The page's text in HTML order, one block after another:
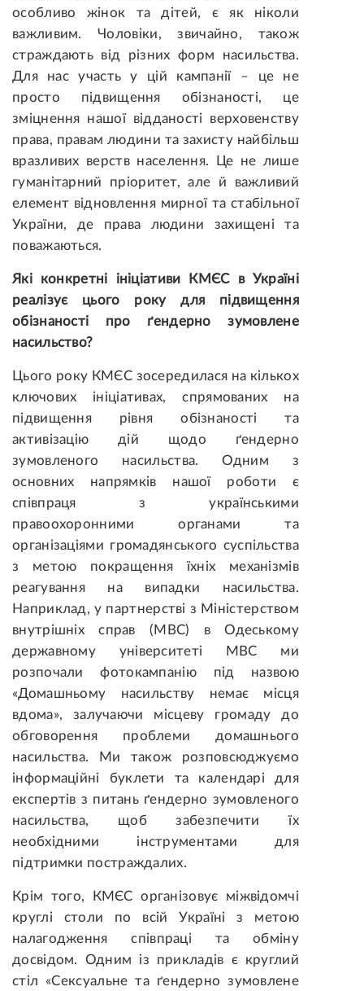
особливо жінок та дітей, є як ніколи
важливим. Чоловіки, звичайно, також
страждають від різних форм насильства.
Для нас участь у цій кампанії – це не
просто підвищення обізнаності, це
зміцнення нашої відданості верховенству
права, правам людини та захисту найбільш
вразливих верств населення. Це не лише
гуманітарний пріоритет, але й важливий
елемент відновлення мирної та стабільної
України, де права людини захищені та
поважаються.
Які конкретні ініціативи КМЄС в Україні
реалізує цього року для підвищення
обізнаності про ґендерно зумовлене
насильство?
Цього року КМЄС зосередилася на кількох
ключових ініціативах, спрямованих на
підвищення рівня обізнаності та
активізацію дій щодо ґендерно
зумовленого насильства. Одним з
основних напрямків нашої роботи є
співпраця з українськими
правоохоронними органами та
організаціями громадянського суспільства
з метою покращення їхніх механізмів
реагування на випадки насильства.
Наприклад, у партнерстві з Міністерством
внутрішніх справ (МВС) в Одеському
державному університеті МВС ми
розпочали фотокампанію під назвою
«Домашньому насильству немає місця
вдома», залучаючи місцеву громаду до
обговорення проблеми домашнього
насильства. Ми також розповсюджуємо
інформаційні буклети та календарі для
експертів з питань ґендерно зумовленого
насильства, щоб забезпечити їх
необхідними інструментами для
підтримки постраждалих.
Крім того, КМЄС організовує міжвідомчі
круглі столи по всій Україні з метою
налагодження співпраці та обміну
досвідом. Одним із прикладів є круглий
стіл «Сексуальне та ґендерно зумовлене